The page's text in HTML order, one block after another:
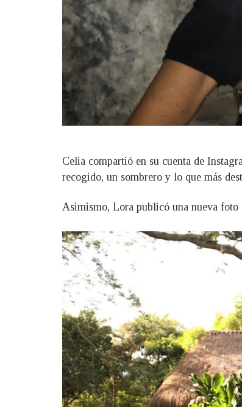
Celia compartió en su cuenta de
recogido, un sombrero y lo que más
Asimismo, Lora publicó una nueva foto